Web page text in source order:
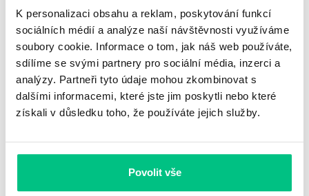
K personalizaci obsahu a reklam, poskytování funkcí
sociálních médií a analýze naší návštěvnosti využíváme
soubory cookie. Informace o tom, jak náš web používáte,
sdílíme se svými partnery pro sociální média, inzerci a
analýzy. Partneři tyto údaje mohou zkombinovat s
dalšími informacemi, které jste jim poskytli nebo které
získali v důsledku toho, že používáte jejich služby.
Povolit vše
hypotéky, zatímco Raiffeisenbank
prodloužila slevu do 6.9.2026
Český hypoteční trh na konci července 2026 potvrzuje, že
sazby zůstávají pod tlakem a část bank pokračuje v jejich
růstu. UniCredit Bank od 27.7.2026 zvýšila hypoteční sazby
plošně o 0,1…